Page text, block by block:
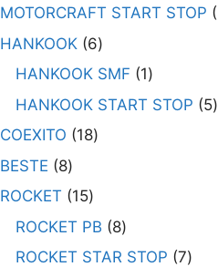
MOTORCRAFT START STOP
HANKOOK 6
HANKOOK SMF
1
HANKOOK START STOP
5
COEXITO
18
BESTE
8
ROCKET
15
ROCKET PB
8
ROCKET STAR STOP 7